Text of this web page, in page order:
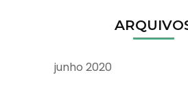
junho 2020